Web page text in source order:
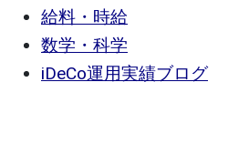
給料・時給
数学・科学
iDeCo運用実績ブログ